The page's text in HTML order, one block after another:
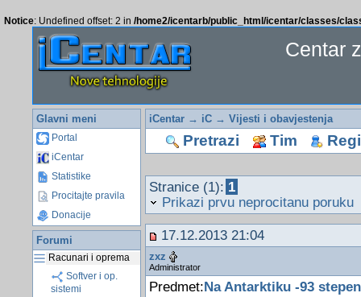
Notice: Undefined offset: 2 in /home2/icentarb/public_html/icentar/classes/
Centar
Glavni meni
Portal
iCentar
Statistike
Procitajte pravila
Donacije
Forumi
Racunari i oprema
Softver i op.
sistemi
iCentar→ iC→ Vijesti i obavjestenja
Pretrazi Tim
Stranice (1): 1
Prikazi prvu neprocitanu poruku
17.12.2013 21:04
zxz
Administrator
Predmet: Na Antarktiku -93